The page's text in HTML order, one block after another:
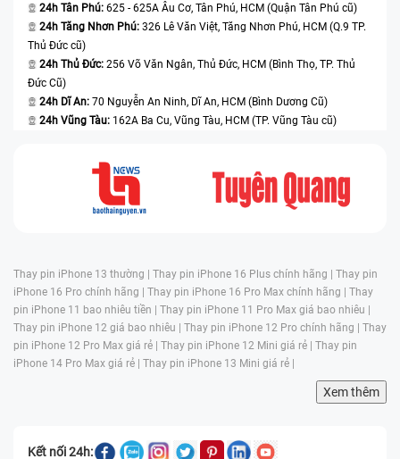
24h Tân Phú: 625 - 625A Âu Cơ, Tân Phú, HCM (Quận Tân Phú cũ)
24h Tăng Nhơn Phú: 326 Lê Văn Việt, Tăng Nhơn Phú, HCM (Q.9 TP.
Thủ Đức cũ)
24h Thủ Đức: 256 Võ Văn Ngân, Thủ Đức, HCM (Bình Thọ, TP. Thủ
Đức Cũ)
24h Dĩ An: 70 Nguyễn An Ninh, Dĩ An, HCM (Bình Dương Cũ)
24h Vũng Tàu: 162A Ba Cu, Vũng Tàu, HCM (TP. Vũng Tàu cũ)
Thay pin iPhone 13 thường | Thay pin iPhone 16 Plus chính hãng | Thay pin
iPhone 16 Pro chính hãng | Thay pin iPhone 16 Pro Max chính hãng | Thay
pin iPhone 11 bao nhiêu tiền | Thay pin iPhone 11 Pro Max giá bao nhiêu |
Thay pin iPhone 12 giá bao nhiêu | Thay pin iPhone 12 Pro chính hãng | Thay
pin iPhone 12 Pro Max giá rẻ | Thay pin iPhone 12 Mini giá rẻ | Thay pin
iPhone 14 Pro Max giá rẻ | Thay pin iPhone 13 Mini giá rẻ |
Xem thêm
Kết nối 24h: